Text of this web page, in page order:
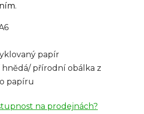
papír
hnědá/ přírodní obálka z
papíru
na prodejnách?